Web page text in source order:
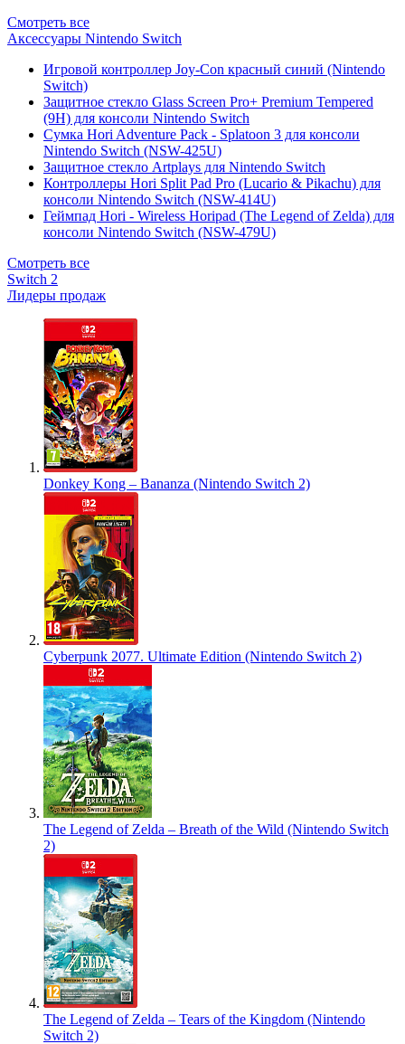
Смотреть все
Аксессуары Nintendo Switch
Игровой контроллер Joy-Con красный синий (Nintendo
Switch)
Защитное стекло Glass Screen Pro+ Premium Tempered
(9H) для консоли Nintendo Switch
Сумка Hori Adventure Pack - Splatoon 3 для консоли
Nintendo Switch (NSW-425U)
Защитное стекло Artplays для Nintendo Switch
Контроллеры Hori Split Pad Pro (Lucario & Pikachu) для
консоли Nintendo Switch (NSW-414U)
Геймпад Hori - Wireless Horipad (The Legend of Zelda) для
консоли Nintendo Switch (NSW-479U)
Смотреть все
Switch 2
Лидеры продаж
Donkey Kong – Bananza (Nintendo Switch 2)
Cyberpunk 2077. Ultimate Edition (Nintendo Switch 2)
The Legend of Zelda – Breath of the Wild (Nintendo Switch
2)
The Legend of Zelda – Tears of the Kingdom (Nintendo
Switch 2)